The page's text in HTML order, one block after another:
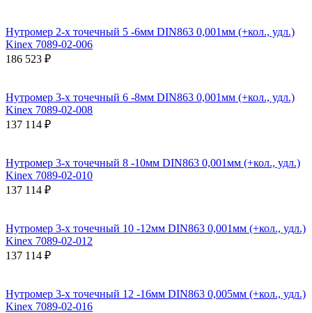
Нутромер 2-х точечный 5 -6мм DIN863 0,001мм (+кол., удл.)
Kinex 7089-02-006
186 523 ₽
Нутромер 3-х точечный 6 -8мм DIN863 0,001мм (+кол., удл.)
Kinex 7089-02-008
137 114 ₽
Нутромер 3-х точечный 8 -10мм DIN863 0,001мм (+кол., удл.)
Kinex 7089-02-010
137 114 ₽
Нутромер 3-х точечный 10 -12мм DIN863 0,001мм (+кол., удл.)
Kinex 7089-02-012
137 114 ₽
Нутромер 3-х точечный 12 -16мм DIN863 0,005мм (+кол., удл.)
Kinex 7089-02-016